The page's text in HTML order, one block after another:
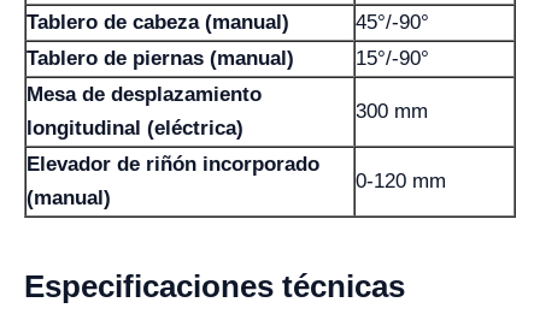
Tablero de cabeza (manual)
45°/-90°
Tablero de piernas (manual)
15°/-90°
Mesa de desplazamiento
longitudinal (eléctrica)
300 mm
Elevador de riñón incorporado
(manual)
0-120 mm
Especificaciones técnicas